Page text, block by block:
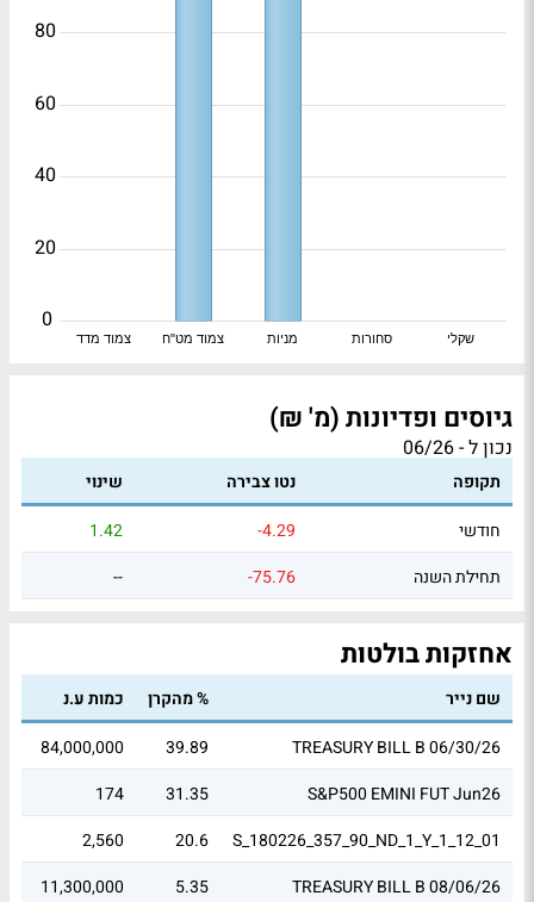
צמוד מדד צמוד מט"ח מניות סחורות שקלי
0
20
40
60
80
גיוסים ופדיונות (מ' ₪)
נכון ל - 06/26
תקופה נטו צבירה
שינוי
חודשי
-4.29
1.42
תחילת השנה
-75.76
--
אחזקות בולטות
שם נייר % מהקרן כמות ע.נ
TREASURY BILL B 06/30/26
39.89
84,000,000
S&P500 EMINI FUT Jun26
31.35
174
S_180226_357_90_ND_1_Y_1_12_01
20.6
2,560
TREASURY BILL B 08/06/26
5.35
11,300,000